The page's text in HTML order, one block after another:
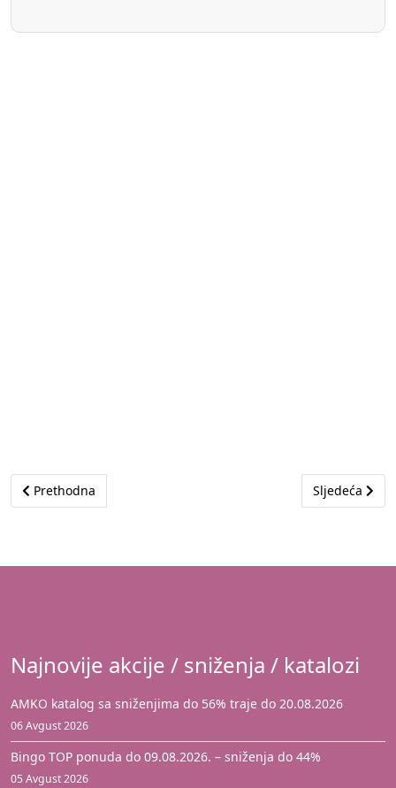
Prethodni članak: Akcija je istekla
Prethodna Sljedeći
Sljedeća
Najnovije akcije / sniženja / katalozi
AMKO katalog sa sniženjima do 56% traje do 20.08.2026
06 Avgust 2026
Bingo TOP ponuda do 09.08.2026. – sniženja do 44%
05 Avgust 2026